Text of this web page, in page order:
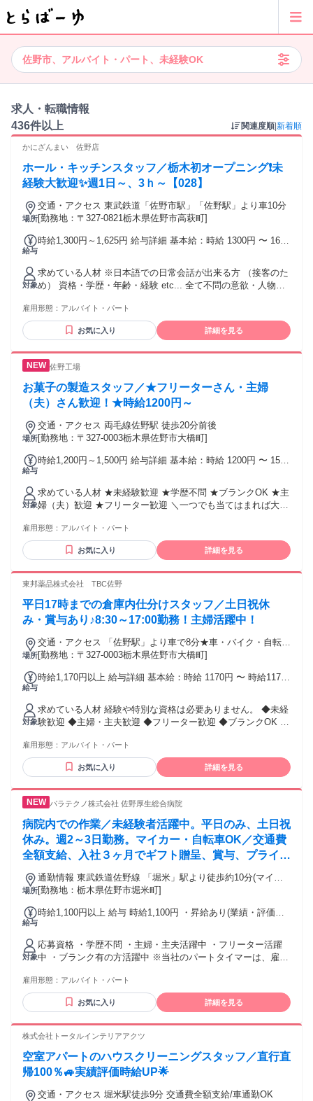
佐野市、アルバイト・パート、未経験OK
求人・転職情報
436件以上
関連度順 新着順
かにざんまい 佐野店
ホール・キッチンスタッフ／栃木初オープニング❗未
経験大歓迎✨週1日～、3ｈ～【028】
場所
交通・アクセス 東武鉄道「佐野市駅」「佐野駅」より車10分
[勤務地：〒327-0821栃木県佐野市高萩町]
給与
時給1,300円～1,625円 給与詳細 基本給：時給 1300円 〜 1625
円！（平日・土日祝） ※以降は時給1200円 ※土日祝日は時給
アップ！ →時給1300円！ ■昇給あり（随時） ■深夜給あり
対象
求めている人材 ※日本語での日常会話が出来る方 （接客のた
め） 資格・学歴・年齢・経験 etc... 全て不問の意欲・人物重
のある職場で一緒に働きましょう✊ ✅未経験歓迎 ✅学歴不問
✅主婦・主夫歓迎 ✅学生歓迎 ✅フリーター歓迎 ✅ブランクOK
✅WワークOK（副業） ✅男性活躍中 ✅女性活躍中 ✅20代活躍
―――＊――― 〃=〃✨こんな経験活かせます✨〃=〃 ホー
ル、レストラン、飲食店、喫茶店 ファミレス、カフェ、配
膳、レジ スーパー、デパ地下、惣菜、弁当、 居酒屋、販売、
接客、受付、飲食業 調理補助、洗い場、食器洗浄、皿洗い と
いった経験がある方は大歓迎です♪ （一つも当てはまらなくて
も全然OK） ―――＊―――＊―――＊―――＊―――
雇用形態： アルバイト・パート
お気に入り 詳細を見る
佐野工場
お菓子の製造スタッフ／★フリーターさん・主婦
（夫）さん歓迎！★時給1200円～
場所
交通・アクセス 両毛線佐野駅 徒歩20分前後
[勤務地：〒327-0003栃木県佐野市大橋町]
給与
時給1,200円～1,500円 給与詳細 基本給：時給 1200円 〜 1500
対象
求めている人材 ★未経験歓迎 ★学歴不問 ★ブランクOK ★主
婦（夫）歓迎 ★フリーター歓迎 ＼一つでも当てはまれば大歓
ツ真面目に取り組める方 🔸決められたルールをきちんと守れ
る方 🔸遅刻・欠勤なく安定して働ける方 🔸手を動かす作業が
好きな方 🔸お菓子やモノづくりが好きな方 ＜食品工場なの
ーやマニキュア、髭、香水などは禁止です。
雇用形態： アルバイト・パート
お気に入り 詳細を見る
東邦薬品株式会社 TBC佐野
平日17時までの倉庫内仕分けスタッフ／土日祝休
み・賞与あり♪8:30～17:00勤務！主婦活躍中！
場所
交通・アクセス 「佐野駅」より車で8分★車・バイク・自転車
可
[勤務地：〒327-0003栃木県佐野市大橋町]
給与
時給1,170円以上 給与詳細 基本給：時給 1170円 〜 時給1170
対象
求めている人材 経験や特別な資格は必要ありません。 ◆未経
験歓迎 ◆主婦・主夫歓迎 ◆フリーター歓迎 ◆ブランクOK ◆
・決まった時間で安定して働きたい方 ・平日の日勤で働きた
い方 ・同じ作業をコツコツ続けるのが好きな方 ・家庭と仕事
を両立したい方 ・佐野市周辺で仕事を探している方 ・地元で
方は 経験を活かせます。
雇用形態： アルバイト・パート
お気に入り 詳細を見る
パラテクノ株式会社 佐野厚生総合病院
病院内での作業／未経験者活躍中。平日のみ、土日祝
休み。週2～3日勤務。マイカー・自転車OK／交通費
全額支給、入社３ヶ月でギフト贈呈、賞与、プライベ
ートの会食補助金制度あり
場所
通勤情報 東武鉄道佐野線 「堀米」駅より徒歩約10分(マイカ
ー通勤OK)
[勤務地：栃木県佐野市堀米町]
給与
時給1,100円以上 給与 時給1,100円 ・昇給あり(業績・評価に
対象
応募資格 ・学歴不問 ・主婦・主夫活躍中 ・フリーター活躍
中 ・ブランク有の方活躍中 ※当社のパートタイマーは、雇入
換の可能性・実績があります。 なお、無期雇用の場合の定
年、及び有期雇用の場合の最長雇用年齢はいずれも65歳で
す。 その後条件付きで5年を上限に1年毎に雇用契約を更新す
契約を更新することがあります。 （条件付きでの雇用契約更
雇用形態： アルバイト・パート
お気に入り 詳細を見る
株式会社トータルインテリアアクツ
空室アパートのハウスクリーニングスタッフ／直行直
帰100％🚙実績評価時給UP🌟
交通・アクセス 堀米駅徒歩9分 交通費全額支給/車通勤OK